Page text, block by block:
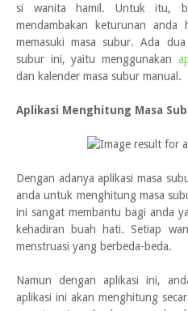
si wanita hamil. Untuk itu,
mendambakan keturunan anda
memasuki masa subur. Ada
subur ini, yaitu menggunakan
dan kalender masa subur manual.
Aplikasi Menghitung Masa
Dengan adanya aplikasi masa
anda untuk menghitung masa
ini sangat membantu bagi anda
kehadiran buah hati. Setiap
menstruasi yang berbeda-beda.
Namun dengan aplikasi ini,
aplikasi ini akan menghitung